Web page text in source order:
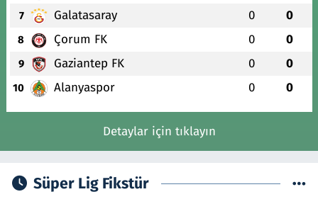
7 Galatasaray 0 0
8 Çorum FK 0 0
9 Gaziantep FK 0 0
10 Alanyaspor 0 0
Detaylar için tıklayın
Süper Lig Fikstür